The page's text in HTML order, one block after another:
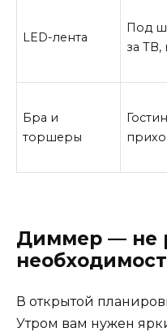
LED-лента
Под
за ТВ,
Бра и
торшеры
Диммер — не
В открытой
Утром вам нужен